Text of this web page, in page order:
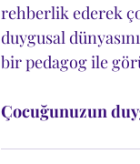
rehberlik ederek
duygusal
bir pedagog ile
Çocuğunuzun